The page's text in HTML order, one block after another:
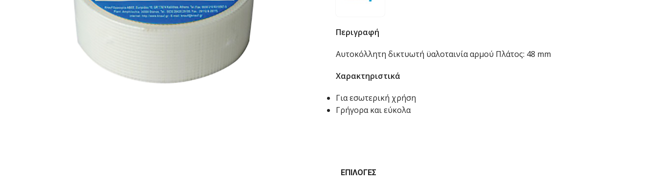
Περιγραφή
Αυτοκόλλητη δικτυωτή ϋαλοταινία αρμού Πλάτος: 48 mm
Χαρακτηριστικά
Για εσωτερική χρήση
Γρήγορα και εύκολα
ΕΠΙΛΟΓΈΣ